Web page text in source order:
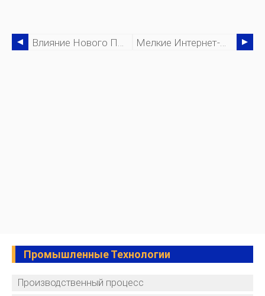
Влияние Нового Покупательского Поведения В Электронной Коммерции Мелкие Интернет-Магазины Взвешивают Плюсы И Минусы Выполнения Заказов Amazon
Промышленные Технологии
Производственный процесс